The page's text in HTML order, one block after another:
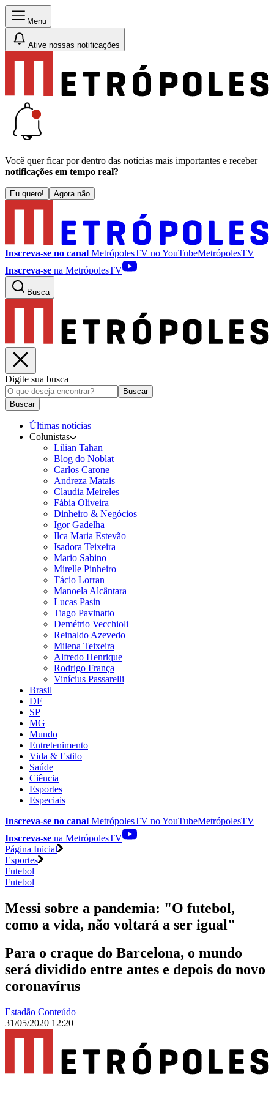
Menu
Ative nossas notificações
Você quer ficar por dentro das notícias mais importantes e receber
notificações em tempo real?
Eu quero! Agora não
Inscreva-se no canal MetrópolesTV noYouTubeMetrópolesTV
Inscreva-se na MetrópolesTV
Busca
Digite sua busca
Buscar
Buscar
Últimas notícias
Colunistas
Lilian Tahan
Blog do Noblat
Carlos Carone
Andreza Matais
Claudia Meireles
Fábia Oliveira
Dinheiro & Negócios
Igor Gadelha
Ilca Maria Estevão
Isadora Teixeira
Mario Sabino
Mirelle Pinheiro
Tácio Lorran
Manoela Alcântara
Lucas Pasin
Tiago Pavinatto
Demétrio Vecchioli
Reinaldo Azevedo
Milena Teixeira
Alfredo Henrique
Rodrigo França
Vinícius Passarelli
Brasil
DF
SP
MG
Mundo
Entretenimento
Vida & Estilo
Saúde
Ciência
Esportes
Especiais
Inscreva-se no canal MetrópolesTV noYouTubeMetrópolesTV
Inscreva-se na MetrópolesTV
Página Inicial
Esportes
Futebol
Futebol
Messi sobre a pandemia: "O futebol,
como a vida, não voltará a ser igual"
Para o craque do Barcelona, o mundo
será dividido entre antes e depois do novo
coronavírus
Estadão Conteúdo
31/05/2020 12:20